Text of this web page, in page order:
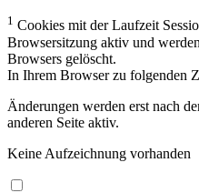
1 Cookies mit der Laufzeit
Browsersitzung aktiv und
Browsers gelöscht.
In Ihrem Browser zu folgenden
Änderungen werden erst nach
anderen Seite aktiv.
Keine Aufzeichnung vorhanden